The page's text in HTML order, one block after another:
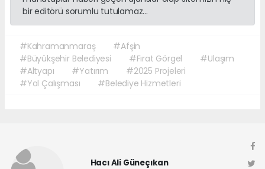
bir editörü sorumlu tutulamaz...
#Kahramanmaraş
#Afşin
#Büyükşehir Belediyesi
#Fırat Görgel
#Ulaşım
#Altyapı
#Yatırım
#2025 Projeleri
#Yol Çalışması
#Belediye Hizmetleri
Hacı Ali Güneçıkan